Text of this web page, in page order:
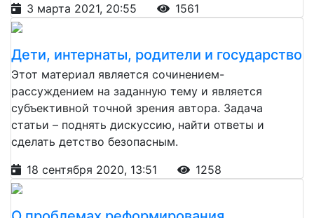
3 марта 2021, 20:55 1561
Дети, интернаты, родители и государство
Этот материал является сочинением-
рассуждением на заданную тему и является
субъективной точной зрения автора. Задача
статьи – поднять дискуссию, найти ответы и
сделать детство безопасным.
18 сентября 2020, 13:51
1258